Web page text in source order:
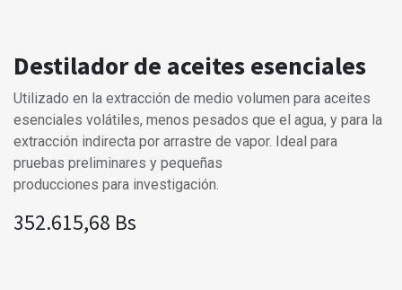
Destilador de aceites esenciales
Utilizado en la extracción de medio volumen para aceites
esenciales volátiles, menos pesados que el agua, y para la
extracción indirecta por arrastre de vapor. Ideal para
pruebas preliminares y pequeñas
producciones para investigación.
352.615,68 Bs